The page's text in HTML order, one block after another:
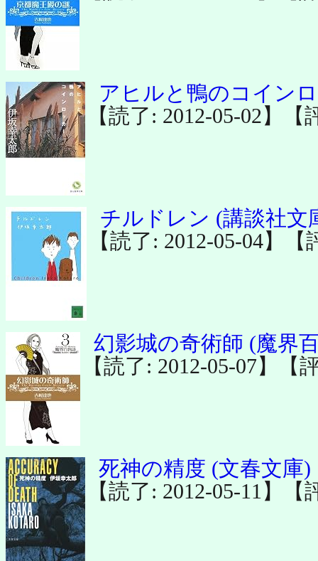
アヒルと鴨のコイン
【読了: 2012-05-02】【
チルドレン (講談社文
【読了: 2012-05-04】【
幻影城の奇術師 (魔界
【読了: 2012-05-07】【
死神の精度 (文春文庫)
【読了: 2012-05-11】【